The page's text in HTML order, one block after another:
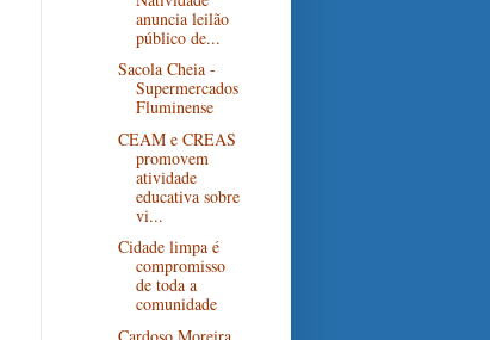
anuncia leilão
público de...
Sacola Cheia -
Supermercados
Fluminense
CEAM e CREAS
promovem
atividade
educativa sobre
vi...
Cidade limpa é
compromisso
de toda a
comunidade
Cardoso Moreira